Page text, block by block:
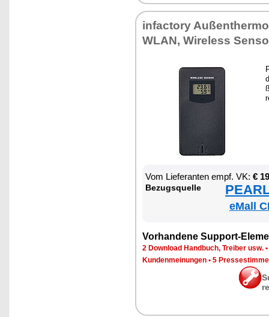
in­fac­to­ry
WLAN, Wire­less
Vom Lie­fe­ran­ten empf. VK: €
Be­zugs­quel­le
eMall
Vor­han­de­ne Sup­port-
2 Down­load Hand­buch, Trei­ber usw. •
Kun­den­mei­nun­gen • 5